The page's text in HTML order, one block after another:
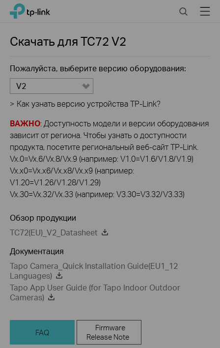
Click
navigation
TP-Link, Reliably Smart SearchMenu
Скачать дляTC72V2
Пожалуйста, выберите версию оборудования:
V2
> Как узнать версию устройства TP-Link?
ВАЖНО: Доступность модели и версии оборудования
зависит от региона. Чтобы узнать о доступности
продукта, посетите региональный веб-сайт TP-Link.
Vx.0=Vx.6/Vx.8/Vx.9 (например: V1.0=V1.6/V1.8/V1.9)
Vx.x0=Vx.x6/Vx.x8/Vx.x9 (например:
V1.20=V1.26/V1.28/V1.29)
Vx.30=Vx.32/Vx.33 (например: V3.30=V3.32/V3.33)
Обзор продукции
TC72(EU)_V2_Datasheet
Документация
Tapo Camera_Quick Installation Guide(EU1_12
Languages)
Tapo App User Guide (for Tapo Indoor Outdoor
Cameras)
FAQ
Firmware
Release Note